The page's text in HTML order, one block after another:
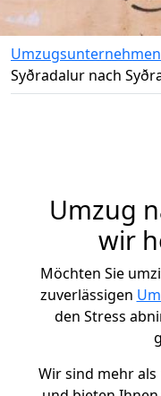
Syðradalur nach
Umzug
wir
Möchten Sie
zuverlässigen
den Stress
Wir sind mehr